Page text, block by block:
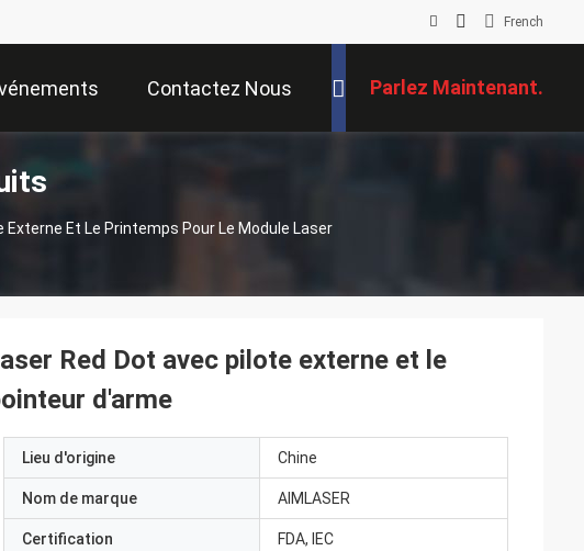
French
Contactez Nous Parlez Maintenant.
Et Le Printemps Pour Le Module Laser
Red Dot avec pilote externe et le
d'arme
Lieu d'origine Chine
Nom de marque AIMLASER
Certification FDA, IEC